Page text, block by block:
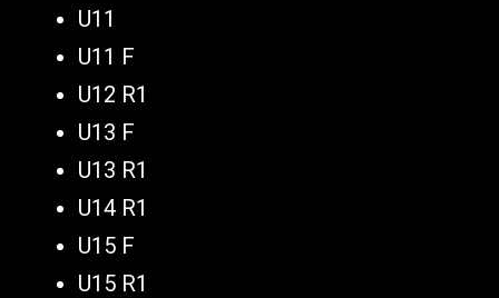
U11
U11 F
U12 R1
U13 F
U13 R1
U14 R1
U15 F
U15 R1